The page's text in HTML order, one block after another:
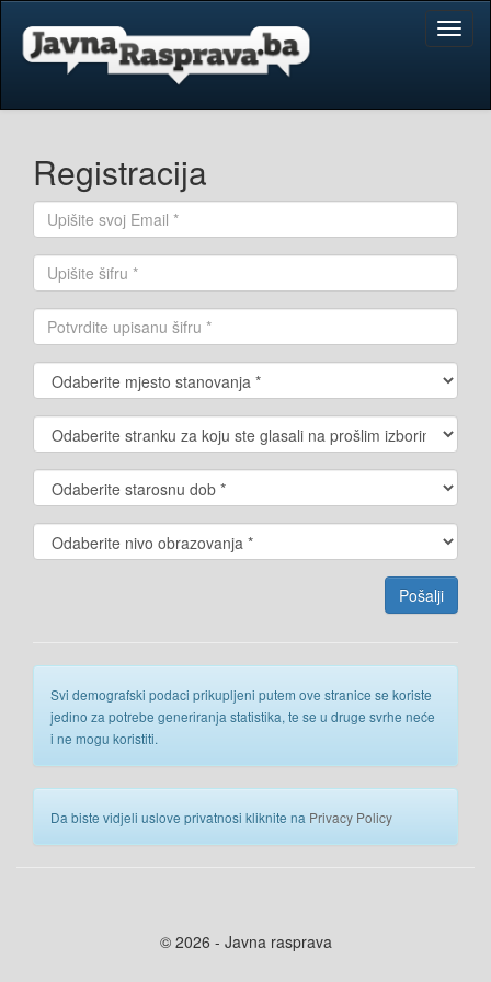
Registracija
Svi demografski podaci prikupljeni putem ove stranice se koriste
jedino za potrebe generiranja statistika, te se u druge svrhe neće
i ne mogu koristiti.
Da biste vidjeli uslove privatnosi kliknite na Privacy Policy
© 2026 - Javna rasprava